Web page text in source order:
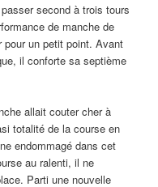
second à trois tours
de manche de
pour un petit point. Avant
il conforte sa septième
allait couter cher à
totalité de la course en
endommagé dans cet
au ralenti, il ne
Parti une nouvelle